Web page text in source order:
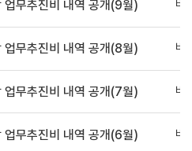
무추진비 내역 공개(9월) 비
무추진비 내역 공개(8월) 비
무추진비 내역 공개(7월) 비
무추진비 내역 공개(6월) 비